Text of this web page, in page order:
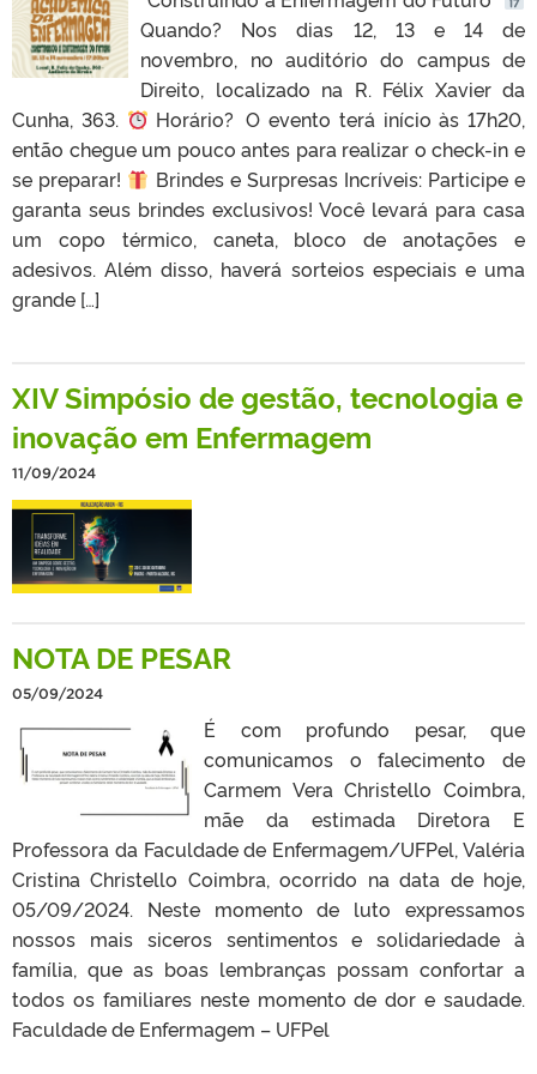
Quando? Nos dias 12, 13 e 14 de
novembro, no auditório do campus de
Direito, localizado na R. Félix Xavier da
Cunha, 363.
Horário? O evento terá início às 17h20,
então chegue um pouco antes para realizar o check-in e
se preparar!
Brindes e Surpresas Incríveis: Participe e
garanta seus brindes exclusivos! Você levará para casa
um copo térmico, caneta, bloco de anotações e
adesivos. Além disso, haverá sorteios especiais e uma
grande […]
XIV Simpósio de gestão, tecnologia e
inovação em Enfermagem
11/09/2024
NOTA DE PESAR
05/09/2024
É com profundo pesar, que
comunicamos o falecimento de
Carmem Vera Christello Coimbra,
mãe da estimada Diretora E
Professora da Faculdade de Enfermagem/UFPel, Valéria
Cristina Christello Coimbra, ocorrido na data de hoje,
05/09/2024. Neste momento de luto expressamos
nossos mais siceros sentimentos e solidariedade à
família, que as boas lembranças possam confortar a
todos os familiares neste momento de dor e saudade.
Faculdade de Enfermagem – UFPel